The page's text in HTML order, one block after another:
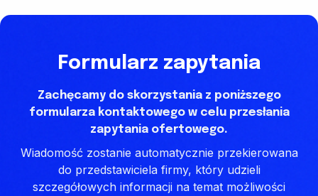
Formularz zapytania
Zachęcamy do skorzystania z poniższego
formularza kontaktowego w celu przesłania
zapytania ofertowego.
Wiadomość zostanie automatycznie przekierowana
do przedstawiciela firmy, który udzieli
szczegółowych informacji na temat możliwości